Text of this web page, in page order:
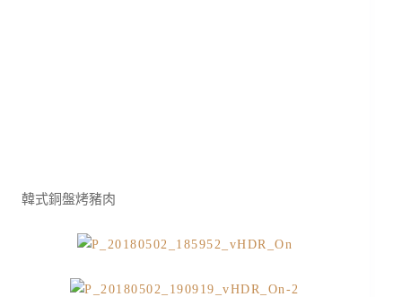
韓式銅盤烤豬肉